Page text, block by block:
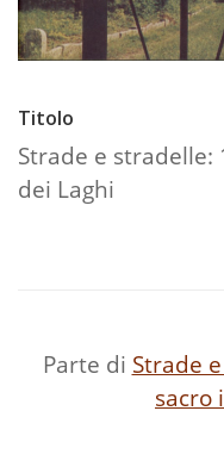
Titolo
Strade e stradelle:
dei Laghi
Parte di Strade
sacro